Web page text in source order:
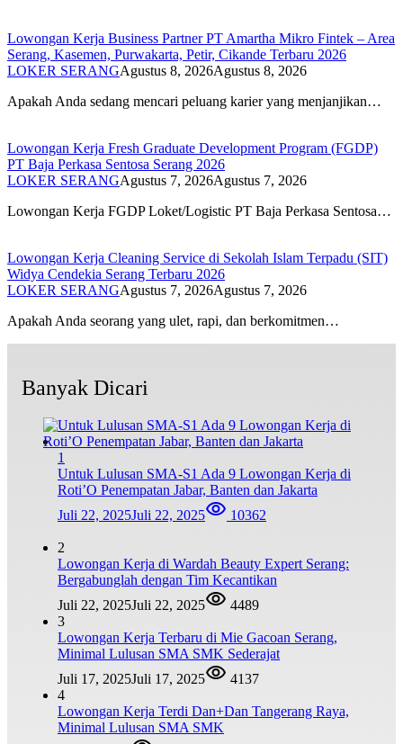
Lowongan Kerja Business Partner PT Amartha Mikro Fintek – Area
Serang, Kasemen, Purwakarta, Petir, Cikande Terbaru 2026
LOKER SERANGAgustus 8, 2026Agustus 8, 2026
Apakah Anda sedang mencari peluang karier yang menjanjikan…
Lowongan Kerja Fresh Graduate Development Program (FGDP)
PT Baja Perkasa Sentosa Serang 2026
LOKER SERANGAgustus 7, 2026Agustus 7, 2026
Lowongan Kerja FGDP Loket/Logistic PT Baja Perkasa Sentosa…
Lowongan Kerja Cleaning Service di Sekolah Islam Terpadu (SIT)
Widya Cendekia Serang Terbaru 2026
LOKER SERANGAgustus 7, 2026Agustus 7, 2026
Apakah Anda seorang yang ulet, rapi, dan berkomitmen…
Banyak Dicari
1
Untuk Lulusan SMA-S1 Ada 9 Lowongan Kerja di
Roti’O Penempatan Jabar, Banten dan Jakarta
Juli 22, 2025Juli 22, 2025 10362
2
Lowongan Kerja di Wardah Beauty Expert Serang:
Bergabunglah dengan Tim Kecantikan
Juli 22, 2025Juli 22, 2025
4489
3
Lowongan Kerja Terbaru di Mie Gacoan Serang,
Minimal Lulusan SMA SMK Sederajat
Juli 17, 2025Juli 17, 2025
4137
4
Lowongan Kerja Terdi Dan+Dan Tangerang Raya,
Minimal Lulusan SMA SMK